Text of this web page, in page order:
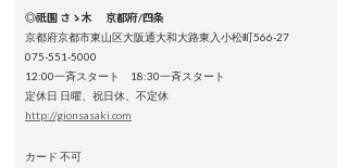
◎祇園 さゝ木 京都府/四条
京都府京都市東山区大阪通大和大路東入小松町566-27
075-551-5000
12:00一斉スタート 18:30一斉スタート
定休日 日曜、祝日休、不定休
http://gionsasaki.com
カード 不可